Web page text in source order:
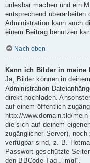
unlesbar machen und ein
entsprechend
Administration kann auch
einem Beitrag benutzen
Nach oben
Kann ich Bilder in meine
Ja, Bilder können in
Administration
direkt hochladen.
auf einem öffentlich
http://www.domain.tld/
die sich auf deinem
zugänglicher Server),
verfügbar sind, z. B.
Passwort geschützte
den BBCode-Tag „[img]“.